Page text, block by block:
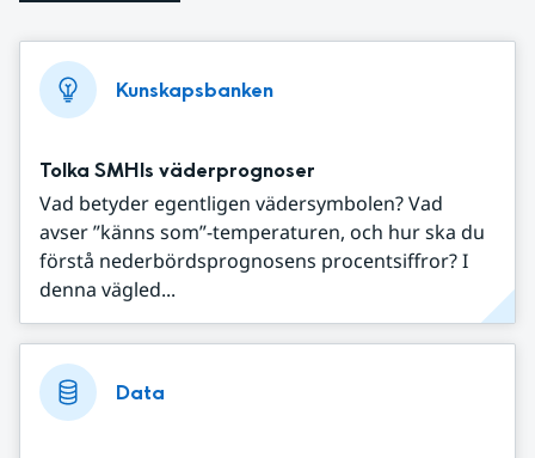
Kunskapsbanken
Tolka SMHIs väderprognoser
Vad betyder egentligen vädersymbolen? Vad
avser ”känns som”-temperaturen, och hur ska du
förstå nederbördsprognosens procentsiffror? I
denna vägled...
Data